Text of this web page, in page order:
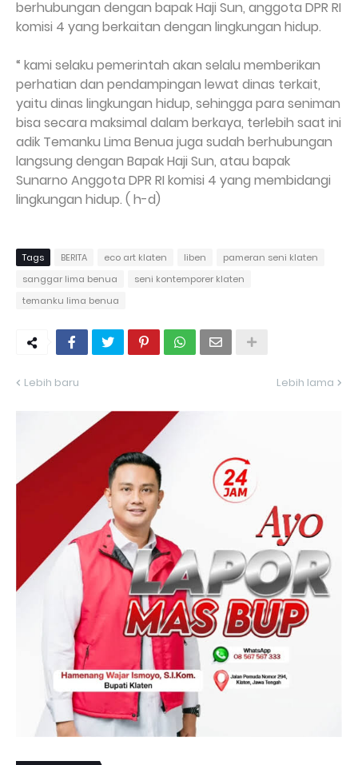
berhubungan dengan bapak Haji Sun, anggota DPR RI
komisi 4 yang berkaitan dengan lingkungan hidup.
“ kami selaku pemerintah akan selalu memberikan
perhatian dan pendampingan lewat dinas terkait,
yaitu dinas lingkungan hidup, sehingga para seniman
bisa secara maksimal dalam berkaya, terlebih saat ini
adik Temanku Lima Benua juga sudah berhubungan
langsung dengan Bapak Haji Sun, atau bapak
Sunarno Anggota DPR RI komisi 4 yang membidangi
lingkungan hidup. ( h-d)
Tags BERITA eco art klaten liben
pameran seni klaten
sanggar lima benua
seni kontemporer klaten
temanku lima benua
Lebih baru Lebih lama